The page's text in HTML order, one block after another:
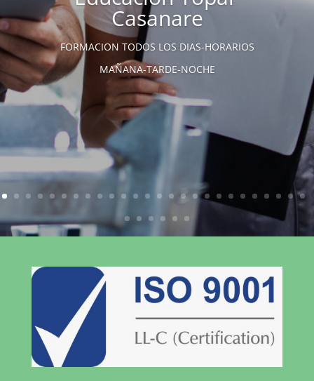
Casanare
FORMACION TODOS LOS DIAS-HORARIOS
MAÑANA-TARDE-NOCHE